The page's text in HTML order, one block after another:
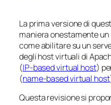
La prima versione di
maniera onestamente un
come abilitare su un
degli host virtuali di
(IP-based virtual host)
(name-based virtual host
Questa revisione si